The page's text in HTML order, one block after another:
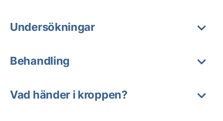
Undersökningar
Behandling
Vad händer i kroppen?